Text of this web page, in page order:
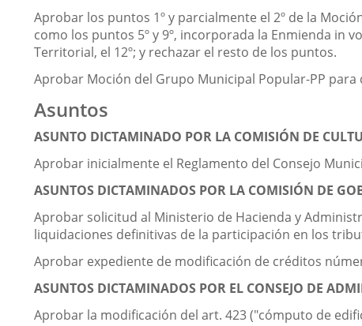
Aprobar los puntos 1º y parcialmente el 2º de la
como los puntos 5º y 9º, incorporada la Enmienda in
Territorial, el 12º; y rechazar el resto de los puntos.
Aprobar Moción del Grupo Municipal Popular-PP
Asuntos
ASUNTO DICTAMINADO POR LA COMISIÓN DE
Aprobar inicialmente el Reglamento del Consejo
ASUNTOS DICTAMINADOS POR LA COMISIÓN DE
Aprobar solicitud al Ministerio de Hacienda y
liquidaciones definitivas de la participación en los
Aprobar expediente de modificación de créditos
ASUNTOS DICTAMINADOS POR EL CONSEJO DE
Aprobar la modificación del art. 423 ("cómputo de